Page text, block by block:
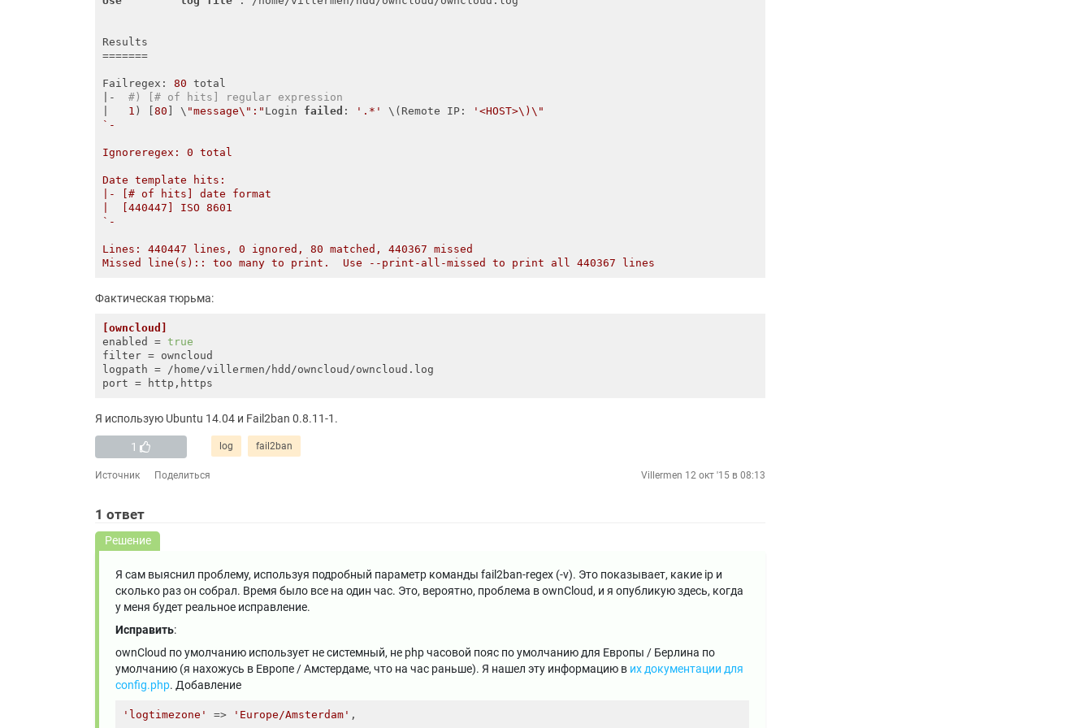
Results
=======
Failregex: 80 total
|- #) [# of hits] regular expression
1 ) [80 ] \ "message\":" Login failed : '.*' \(Remote IP:
'<HOST>\)\"
`-
Ignoreregex: 0 total
Date template hits:
|- [# of hits] date format
|  [440447] ISO 8601
`-
Lines: 440447 lines, 0 ignored, 80 matched, 440367 missed
Фактическая тюрьма:
[owncloud]
enabled
= true
filter
logpath
port
Я использую Ubuntu 14.04 и Fail2ban 0.8.11-1.
1 log fail2ban
Источник Поделиться Villermen 12 окт '15 в 08:13
1 ответ
Решение
Я сам выяснил проблему, используя подробный параметр команды fail2ban-regex (-v). Это показывает, какие ip и
сколько раз он собрал. Время было все на один час. Это, вероятно, проблема в ownCloud, и я опубликую здесь, когда
у меня будет реальное исправление.
Исправить:
ownCloud по умолчанию использует не системный, не php часовой пояс по умолчанию для Европы / Берлина по
умолчанию (я нахожусь в Европе / Амстердаме, что на час раньше). Я нашел эту информацию в их документации для
config.php. Добавление
'logtimezone' => 'Europe/Amsterdam'